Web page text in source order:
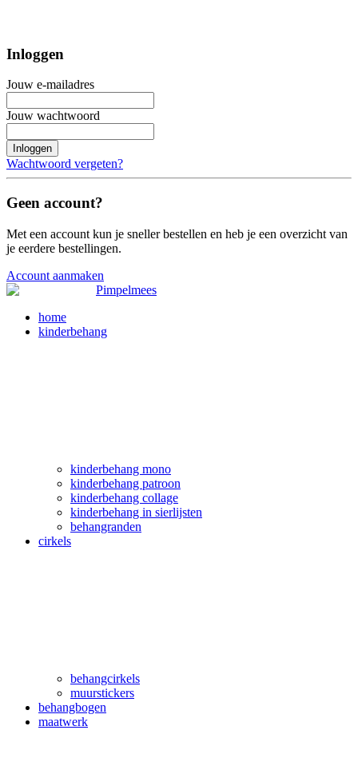
Inloggen
Jouw e-mailadres
Jouw wachtwoord
Inloggen
Wachtwoord vergeten?
Geen account?
Met een account kun je sneller bestellen en heb je een overzicht van
je eerdere bestellingen.
Account aanmaken
home
kinderbehang
kinderbehang mono
kinderbehang patroon
kinderbehang collage
kinderbehang in sierlijsten
behangranden
cirkels
behangcirkels
muurstickers
behangbogen
maatwerk